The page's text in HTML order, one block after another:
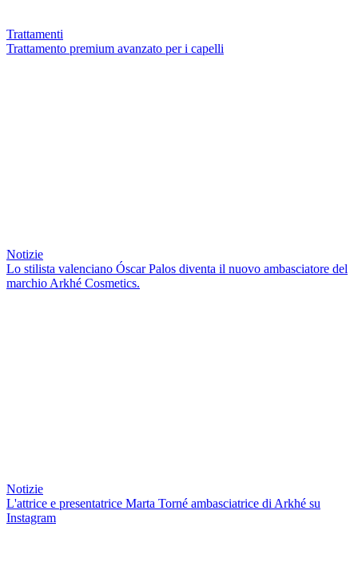
Trattamenti
Trattamento premium avanzato per i capelli
Notizie
Lo stilista valenciano Óscar Palos diventa il nuovo ambasciatore del
marchio Arkhé Cosmetics.
Notizie
L'attrice e presentatrice Marta Torné ambasciatrice di Arkhé su
Instagram